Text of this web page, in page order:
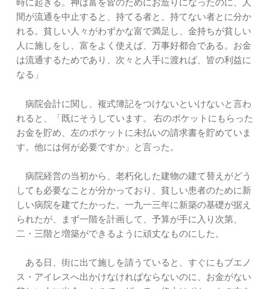
時に起きる。神は富を皆のためにお造りになったのに、人
間が流通を中止すると、持てる者と、持てない者とに分か
れる。貧しい人々がわずかな富で満足し、金持ちが貧しい
人に施しをし、富をよく使えば、万事好都合である。お金
は流通するためであり、次々と人手に渡れば、皆の利益に
なる」
病院会計に関し、複式簿記をつけないといけないと言わ
れると、「既にそうしています。 右のポケットにもらった
お金を貯め、左のポケットに未払いの請求書を貯めていま
す。他には何が必要ですか」と言った。
病院経営の当初から、老朽化した建物の建て替えがどう
しても必要なことが分かっており、貧しい患者のために新
しい病院を建てたかった。一九一三年に新築の基礎が据え
られたが、まず一階を計画して、予算が手に入り次第、
二・三階と増築ができるように頑丈なものにした。
ある日、街に出て施しを請うていると、すぐにもブエノ
ス・アイレスへ出かけなければならないのに、お金がない